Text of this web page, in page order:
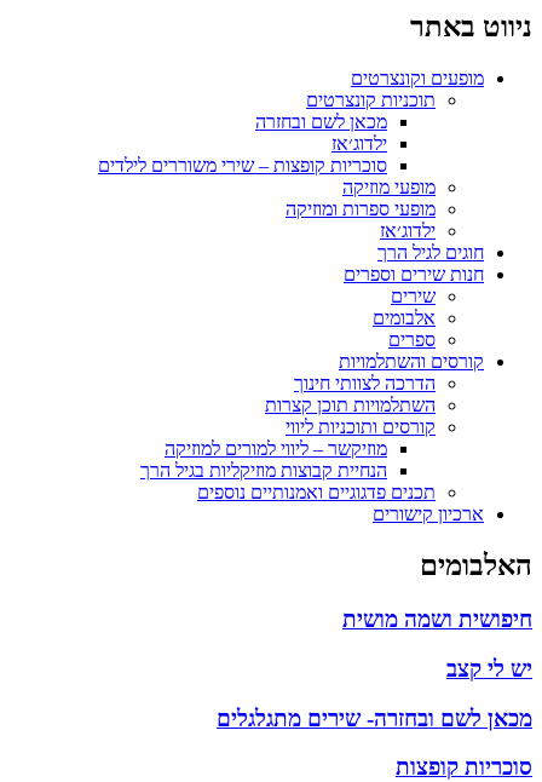
באתר
מופעים וקונצרטים
תוכניות קונצרטים
מכאן לשם ובחזרה
ילדוג׳אז
סוכריות קופצות – שירי משוררים לילדים
מופעי מוזיקה
מופעי ספרות ומוזיקה
ילדוג׳אז
חוגים לגיל הרך
חנות שירים וספרים
שירים
אלבומים
ספרים
קורסים והשתלמויות
הדרכה לצוותי חינוך
השתלמויות תוכן קצרות
קורסים ותוכניות ליווי
מוזיקשר – ליווי למורים למוזיקה
הנחיית קבוצות מוזיקליות בגיל הרך
תכנים פדגוגיים ואמנותיים נוספים
ארכיון קישורים
ושמה מושית
לי קצב
לשם ובחזרה- שירים מתגלגלים
קופצות